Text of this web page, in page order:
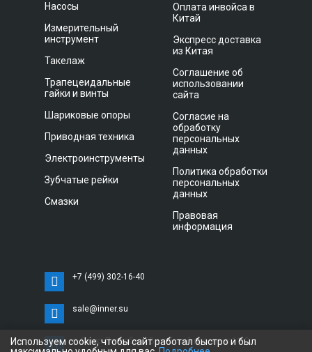
Насосы
Измерительный
инструмент
Такелаж
Трапецеидальные
гайки и винты
Шариковые опоры
Приводная техника
Электроинструменты
Зубчатые рейки
Смазки
Оплата инвойса в
Китай
Экспресс доставка
из Китая
Соглашение об
использовании
сайта
Согласие на
обработку
персональных
данных
Политика обработки
персональных
данных
Правовая
информация
+7 (499) 302-16-40
sale@inner.su
г. Санкт-Петербург, Витебский проспект 11 С,
Используем cookie, чтобы сайт работал быстро и был